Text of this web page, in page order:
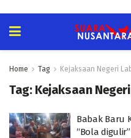
Home Tag Kejaksaan Negeri
Tag: Kejaksaan
Babak Baru
“Bola